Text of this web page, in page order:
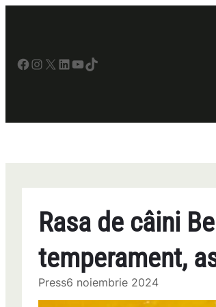
Facebook InstagramX LinkedIn YouTube TikTok
Rasa de câini
temperament,
Press6 noiembrie 2024